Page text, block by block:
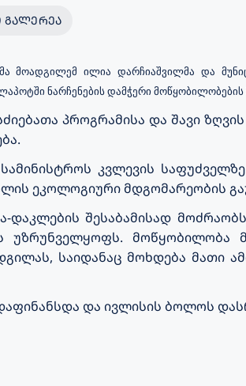
მოადგილემ ილია დარჩიაშვილმა და
ნარჩენების დამჭერი მოწყობილობების
პროგრამისა და შავი
კვლევის
ეკოლოგიური მდგომარეობის
დაკლების შესაბამისად
უზრუნველყოფს. მოწყობილობა
საიდანაც მოხდება მათი
და ივლისის ბოლოს